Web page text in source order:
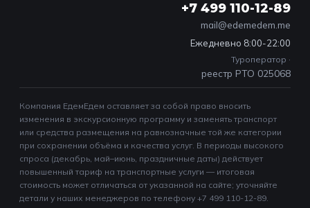
+7 499 110-12-89
mail@edemedem.me
Ежедневно 8:00-22:00
Туроператор ·
реестр РТО 025068
Компания ЕдемЕдем оставляет за собой право вносить
изменения в экскурсионную программу и заменять транспорт
или средства размещения на равнозначные той же категории
при сохранении объёма и качества услуг. В периоды высокого
спроса (декабрь, май–июнь, праздничные даты) действует
повышенный тариф на транспортные услуги — итоговая
стоимость может отличаться от указанной на сайте; уточняйте
детали у наших менеджеров по телефону +7 499 110-12-89.